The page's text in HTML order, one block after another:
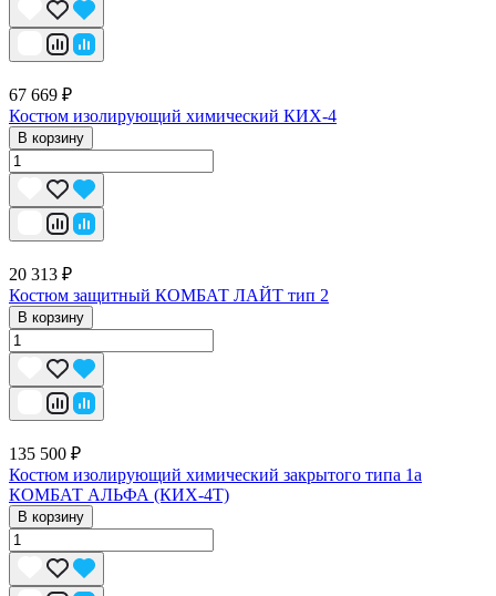
67 669 ₽
Костюм изолирующий химический КИХ-4
В корзину
20 313 ₽
Костюм защитный КОМБАТ ЛАЙТ тип 2
В корзину
135 500 ₽
Костюм изолирующий химический закрытого типа 1a
КОМБАТ АЛЬФА (КИХ-4Т)
В корзину